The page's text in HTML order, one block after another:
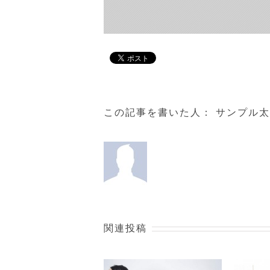
この記事を書いた人： サンプル
関連投稿